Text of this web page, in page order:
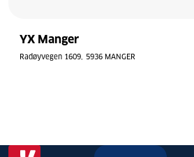
YX Manger
Radøyvegen 1609 5936 MANGER